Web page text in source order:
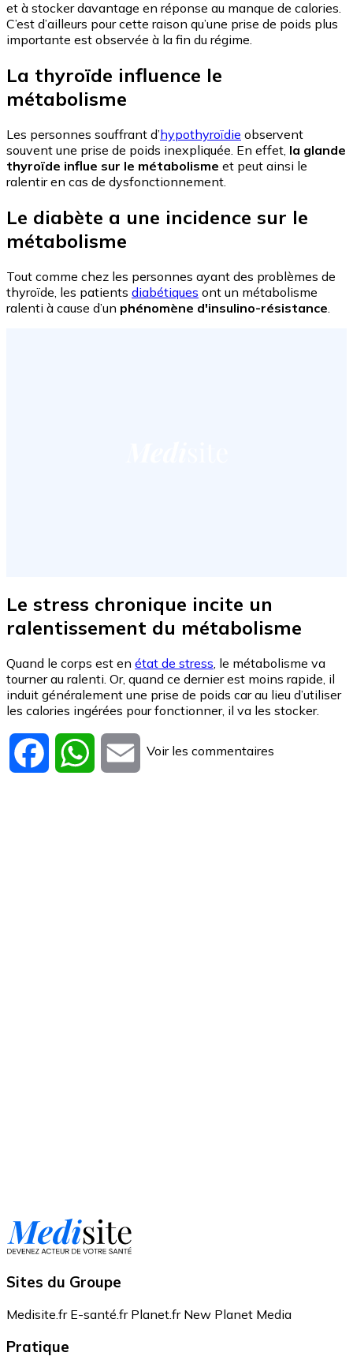
et à stocker davantage en réponse au manque de calories.
C’est d’ailleurs pour cette raison qu’une prise de poids plus
importante est observée à la fin du régime.
La thyroïde influence le
métabolisme
Les personnes souffrant d’hypothyroïdie observent
souvent une prise de poids inexpliquée. En effet, la glande
thyroïde influe sur le métabolisme et peut ainsi le
ralentir en cas de dysfonctionnement.
Le diabète a une incidence sur le
métabolisme
Tout comme chez les personnes ayant des problèmes de
thyroïde, les patients diabétiques ont un métabolisme
ralenti à cause d’un phénomène d'insulino-résistance
Le stress chronique incite un
ralentissement du métabolisme
Quand le corps est en état de stress, le métabolisme va
tourner au ralenti. Or, quand ce dernier est moins rapide, il
induit généralement une prise de poids car au lieu d’utiliser
les calories ingérées pour fonctionner, il va les stocker.
Facebook WhatsApp
Email
Voir les commentaires
Sites du Groupe
Medisite.fr E-santé.fr Planet.fr New Planet Media
Pratique